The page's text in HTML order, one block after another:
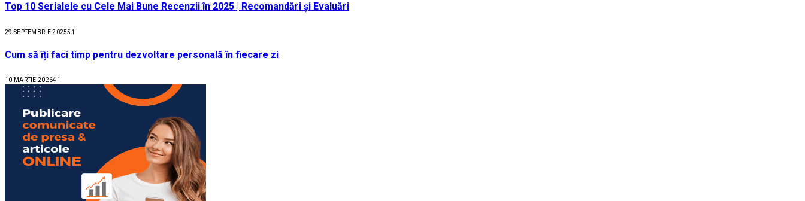
Top 10 Serialele cu Cele Mai Bune Recenzii în 2025 | Recomandări și Evaluări
29 SEPTEMBRIE 202551
Cum să îți faci timp pentru dezvoltare personală în fiecare zi
10 MARTIE 202641